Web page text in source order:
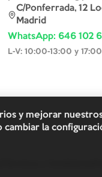
C/Ponferrada, 12
Madrid
WhatsApp: 646 102
L-V: 10:00-13:00 y
y mejorar
cambiar la